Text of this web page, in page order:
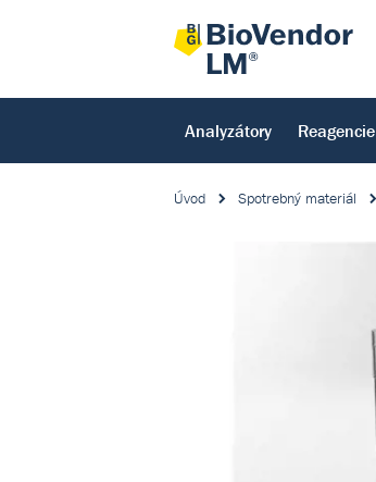
Analyzátory Reagencie
Úvod Spotrebný materiál